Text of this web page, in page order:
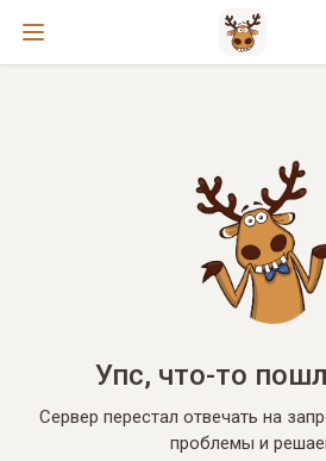
Упс, что-то
Сервер перестал отвечать на
проблемы и